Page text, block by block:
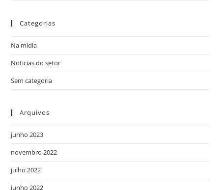
Categorias
Na mídia
Noticias do setor
Sem categoria
Arquivos
junho 2023
novembro 2022
julho 2022
junho 2022